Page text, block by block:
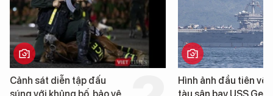
Cảnh sát diễn tập đấu
Hình ảnh đầu tiên về